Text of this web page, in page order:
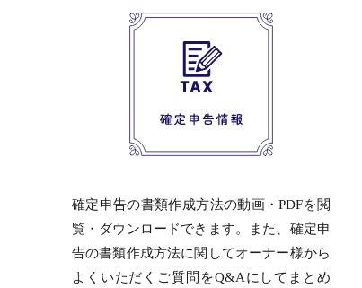
確定申告の書類作成方法の動画・PDFを閲
覧・ダウンロードできます。また、確定申
告の書類作成方法に関してオーナー様から
よくいただくご質問をQ&Aにしてまとめ